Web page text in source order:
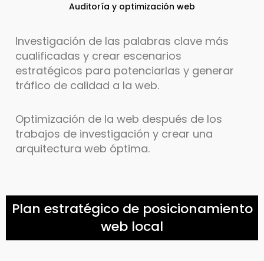
Auditoría y optimización web
Investigación de las palabras clave más
cualificadas y crear escenarios
estratégicos para potenciarlas y generar
tráfico de calidad a la web.
Optimización de la web después de los
trabajos de investigación y crear una
arquitectura web óptima.
Plan estratégico de posicionamiento
web local